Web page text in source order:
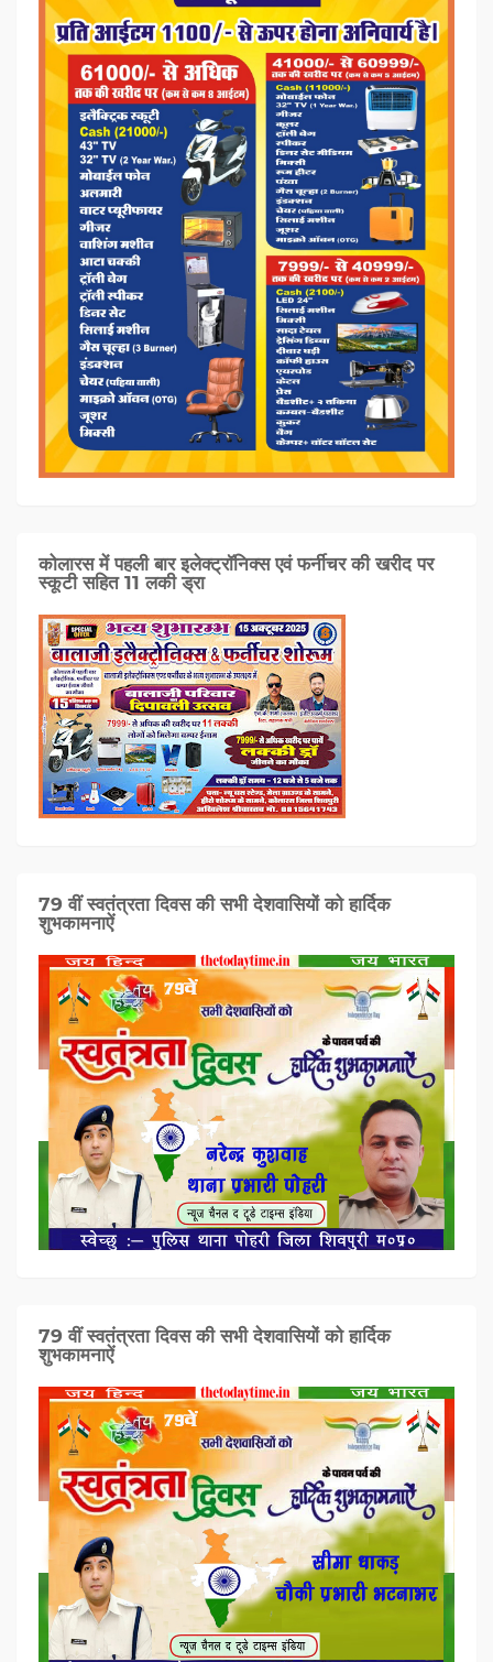
कोलारस में पहली बार इलेक्ट्रॉनिक्स एवं फर्नीचर की खरीद पर
स्कूटी सहित 11 लकी ड्रा
79 वीं स्वतंत्रता दिवस की सभी देशवासियों को हार्दिक
शुभकामनाऐं
79 वीं स्वतंत्रता दिवस की सभी देशवासियों को हार्दिक
शुभकामनाऐं